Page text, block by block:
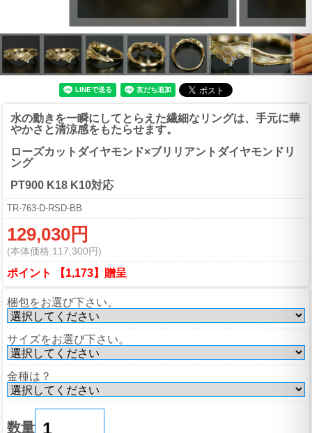
水の動きを一瞬にしてとらえた繊細なリングは、手元に華
やかさと清涼感をもたらせます。
ローズカットダイヤモンド×ブリリアントダイヤモンドリ
ング
PT900 K18 K10対応
TR-763-D-RSD-BB
129,030円
(本体価格:117,300円)
ポイント 【1,173】贈呈
梱包をお選び下さい。
サイズをお選び下さい。
金種は？
数量